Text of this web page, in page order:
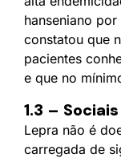
hanseniano
constatou que
pacientes
e que no
1.3 – Sociais
Lepra não é
carregada de